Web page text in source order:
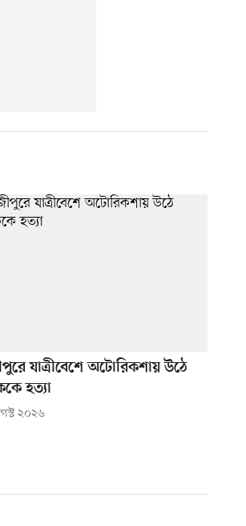
যাত্রীবেশে অটোরিকশায় উঠে
হত্যা
২০২৬